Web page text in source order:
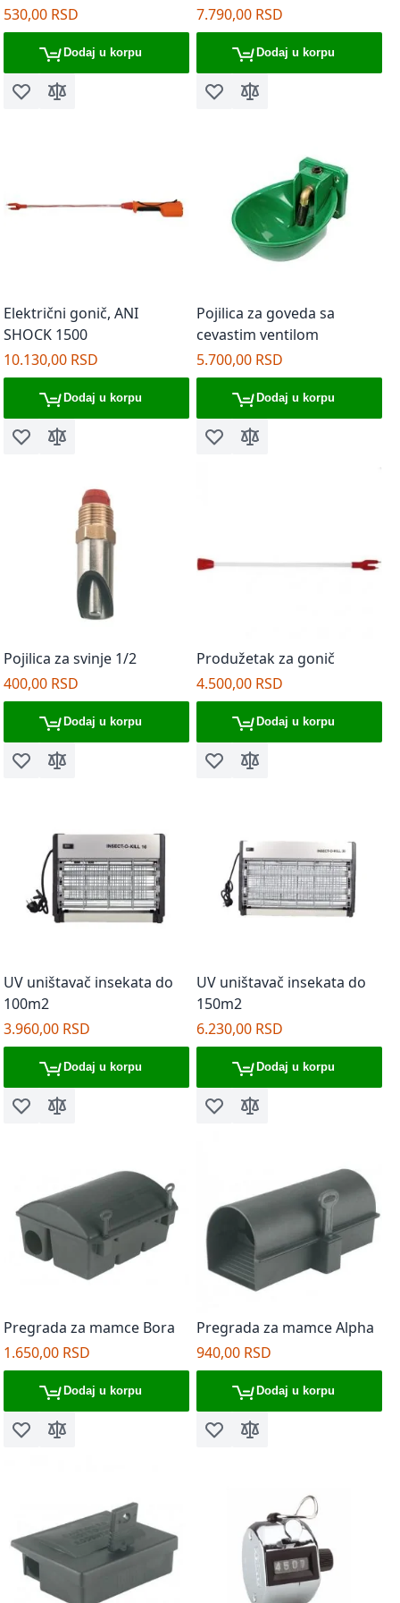
530,00 RSD
Dodaj u korpu
Dodaj u listu želja
Dodaj za poređenje
7.790,00 RSD
Dodaj u korpu
Dodaj u listu želja
Dodaj za poređenje
Električni gonič, ANI
SHOCK 1500
10.130,00 RSD
Dodaj u korpu
Dodaj u listu želja
Dodaj za poređenje
Pojilica za goveda sa
cevastim ventilom
5.700,00 RSD
Dodaj u korpu
Dodaj u listu želja
Dodaj za poređenje
Pojilica za svinje 1/2
400,00 RSD
Dodaj u korpu
Dodaj u listu želja
Dodaj za poređenje
Produžetak za gonič
4.500,00 RSD
Dodaj u korpu
Dodaj u listu želja
Dodaj za poređenje
UV uništavač insekata do
100m2
3.960,00 RSD
Dodaj u korpu
Dodaj u listu želja
Dodaj za poređenje
UV uništavač insekata do
150m2
6.230,00 RSD
Dodaj u korpu
Dodaj u listu želja
Dodaj za poređenje
Pregrada za mamce Bora
1.650,00 RSD
Dodaj u korpu
Dodaj u listu želja
Dodaj za poređenje
Pregrada za mamce Alpha
940,00 RSD
Dodaj u korpu
Dodaj u listu želja
Dodaj za poređenje